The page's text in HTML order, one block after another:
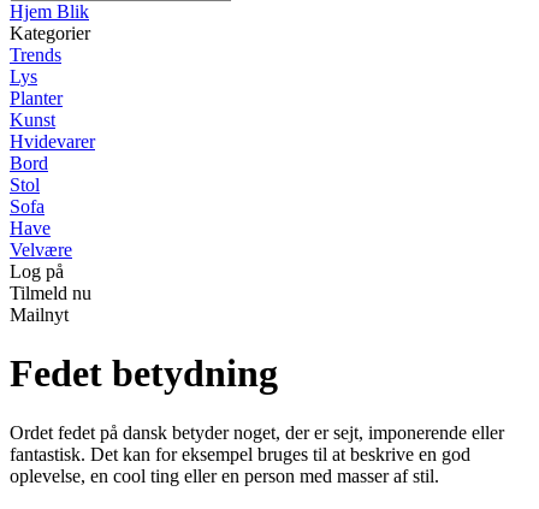
Hjem Blik
Kategorier
Trends
Lys
Planter
Kunst
Hvidevarer
Bord
Stol
Sofa
Have
Velvære
Log på
Tilmeld nu
Mailnyt
Fedet betydning
Ordet fedet på dansk betyder noget, der er sejt, imponerende eller
fantastisk. Det kan for eksempel bruges til at beskrive en god
oplevelse, en cool ting eller en person med masser af stil.